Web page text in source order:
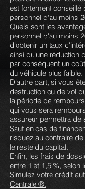
est fortement conseillé
personnel d'au moins
Quels sont les
personnel d'au moins
d'obtenir un taux
ainsi qu'une réduction
par conséquent un
du véhicule plus faible.
D'autre part, si vous
destruction ou de vol
la période de
qui vous sera
assureur permettra de
Sauf en cas de
risquez au contraire
le reste du capital.
Enfin, les frais de
entre 1 et 1,5 %, selon
Simulez votre crédit
Centrale ®.